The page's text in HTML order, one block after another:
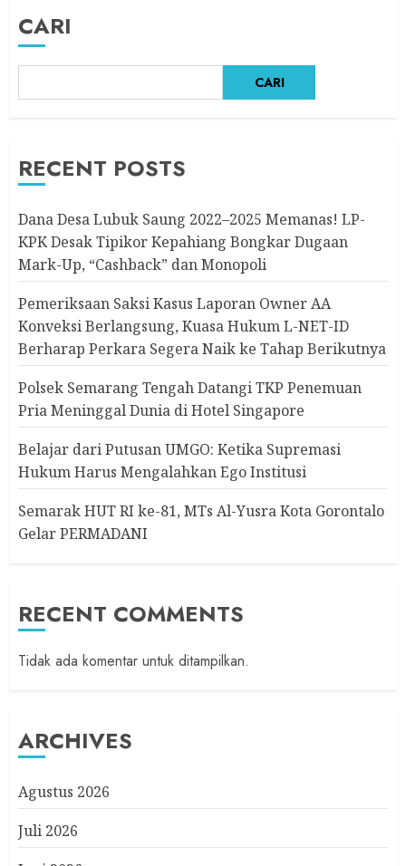
CARI
CARI
RECENT POSTS
Dana Desa Lubuk Saung 2022–2025 Memanas! LP-
KPK Desak Tipikor Kepahiang Bongkar Dugaan
Mark-Up, “Cashback” dan Monopoli
Pemeriksaan Saksi Kasus Laporan Owner AA
Konveksi Berlangsung, Kuasa Hukum L-NET-ID
Berharap Perkara Segera Naik ke Tahap Berikutnya
Polsek Semarang Tengah Datangi TKP Penemuan
Pria Meninggal Dunia di Hotel Singapore
Belajar dari Putusan UMGO: Ketika Supremasi
Hukum Harus Mengalahkan Ego Institusi
Semarak HUT RI ke-81, MTs Al-Yusra Kota Gorontalo
Gelar PERMADANI
RECENT COMMENTS
Tidak ada komentar untuk ditampilkan.
ARCHIVES
Agustus 2026
Juli 2026